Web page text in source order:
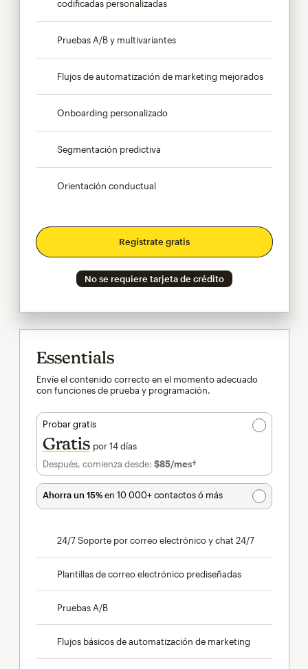
codificadas personalizadas
Pruebas A/B y multivariantes
Flujos de automatización de marketing mejorados
Onboarding personalizado
Segmentación predictiva
Orientación conductual
Regístrate gratis
No se requiere tarjeta de crédito
Essentials
Envíe el contenido correcto en el momento adecuado
con funciones de prueba y programación.
Probar gratis
Gratis por 14 días
Después, comienza desde: $85/mes†al mes†
Ahorra un 15%en 10 000+ contactos ó más
24/7 Soporte por correo electrónico y chat 24/7
Plantillas de correo electrónico prediseñadas
Pruebas A/B
Flujos básicos de automatización de marketing